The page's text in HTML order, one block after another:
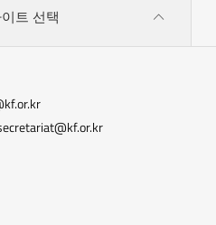
트 선택